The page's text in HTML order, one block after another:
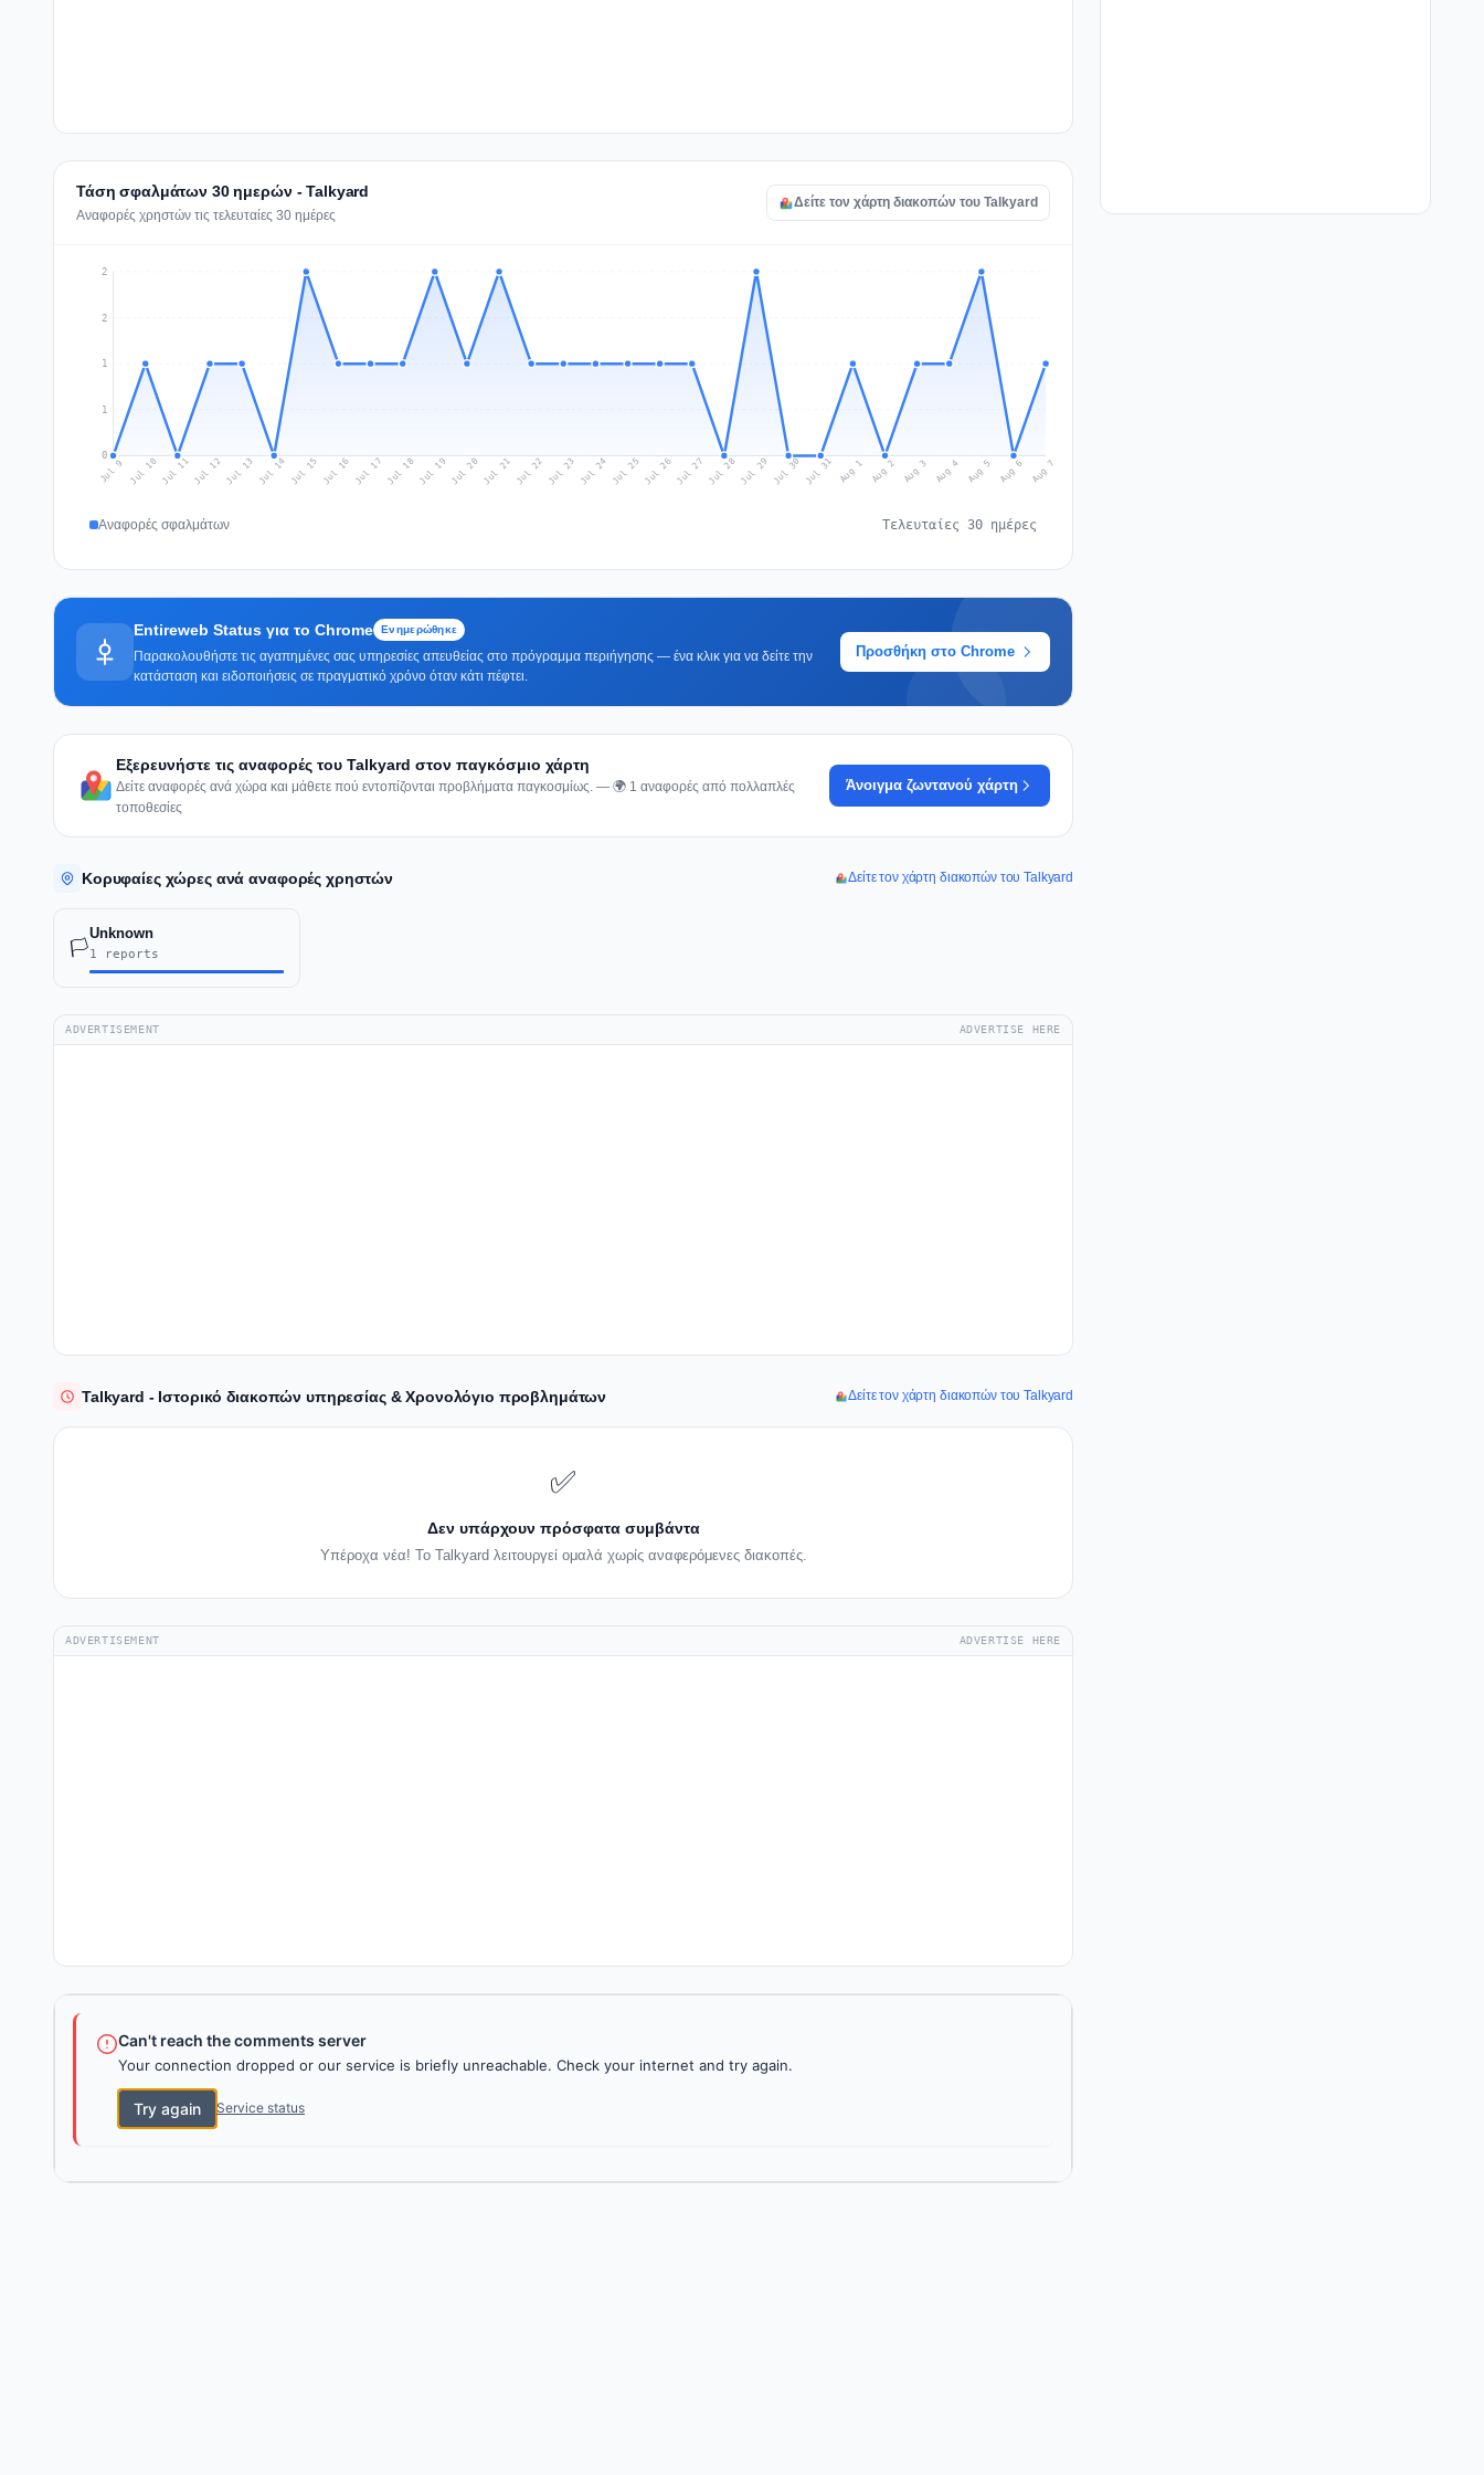
Τάση σφαλμάτων 30 ημερών - Talkyard
Αναφορές χρηστών τις τελευταίες 30 ημέρες
Δείτε τον χάρτη διακοπών του Talkyard
0
1
1
2
2
Jul 9 Jul 10 Jul 11Jul 12Jul 13 Jul 14 Jul 15 Jul 16 Jul 17 Jul 18Jul 19 Jul 20 Jul 21 Jul 22 Jul 23 Jul 24 Jul 25 Jul 26Jul 27 Jul 28Jul 29 Jul 30 Jul 31 Aug 1 Aug 2 Aug 3 Aug 4 Aug 5 Aug 6 Aug 7
Αναφορές σφαλμάτων Τελευταίες 30 ημέρες
Entireweb Status για το Chrome Ενημερώθηκε
Παρακολουθήστε τις αγαπημένες σας υπηρεσίες απευθείας στο πρόγραμμα περιήγησης — ένα κλικ για να δείτε την
κατάσταση και ειδοποιήσεις σε πραγματικό χρόνο όταν κάτι πέφτει.
Προσθήκη στο Chrome
Εξερευνήστε τις αναφορές του Talkyard στον παγκόσμιο χάρτη
Δείτε αναφορές ανά χώρα και μάθετε πού εντοπίζονται προβλήματα παγκοσμίως. — 🌍 1 αναφορές από πολλαπλές
τοποθεσίες
Άνοιγμα ζωντανού χάρτη
Κορυφαίες χώρες ανά αναφορές χρηστών Δείτε τον χάρτη διακοπών του Talkyard
🏳️
Unknown
1 reports
ADVERTISEMENT ADVERTISE HERE
Talkyard - Ιστορικό διακοπών υπηρεσίας & Χρονολόγιο προβλημάτων Δείτε τον χάρτη διακοπών του Talkyard
✅
Δεν υπάρχουν πρόσφατα συμβάντα
Υπέροχα νέα! Το Talkyard λειτουργεί ομαλά χωρίς αναφερόμενες διακοπές.
ADVERTISEMENT ADVERTISE HERE
Can't reach the comments server
Your connection dropped or our service is briefly unreachable. Check your internet and try again.
Try again Service status